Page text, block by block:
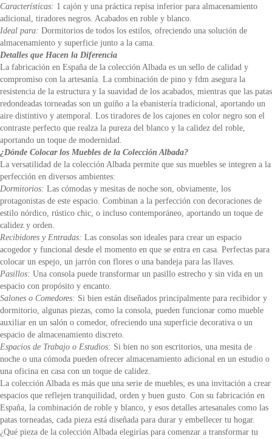
Características: 1 cajón y una práctica repisa inferior para almacenamiento
adicional, tiradores negros. Acabados en roble y blanco.
Ideal para: Dormitorios de todos los estilos, ofreciendo una solución de
almacenamiento y superficie junto a la cama.
Detalles que Hacen la Diferencia
La fabricación en España de la colección Albada es un sello de calidad y
compromiso con la artesanía. La combinación de pino y fdm asegura la
resistencia de la estructura y la suavidad de los acabados, mientras que las patas
redondeadas torneadas son un guiño a la ebanistería tradicional, aportando un
aire distintivo y atemporal. Los tiradores de los cajones en color negro son el
contraste perfecto que realza la pureza del blanco y la calidez del roble,
aportando un toque de modernidad.
¿Dónde Colocar los Muebles de la Colección Albada?
La versatilidad de la colección Albada permite que sus muebles se integren a la
perfección en diversos ambientes:
Dormitorios: Las cómodas y mesitas de noche son, obviamente, los
protagonistas de este espacio. Combinan a la perfección con decoraciones de
estilo nórdico, rústico chic, o incluso contemporáneo, aportando un toque de
calidez y orden.
Recibidores y Entradas: Las consolas son ideales para crear un espacio
acogedor y funcional desde el momento en que se entra en casa. Perfectas para
colocar un espejo, un jarrón con flores o una bandeja para las llaves.
Pasillos: Una consola puede transformar un pasillo estrecho y sin vida en un
espacio con propósito y encanto.
Salones o Comedores: Si bien están diseñados principalmente para recibidor y
dormitorio, algunas piezas, como la consola, pueden funcionar como mueble
auxiliar en un salón o comedor, ofreciendo una superficie decorativa o un
espacio de almacenamiento discreto.
Espacios de Trabajo o Estudios: Si bien no son escritorios, una mesita de
noche o una cómoda pueden ofrecer almacenamiento adicional en un estudio o
una oficina en casa con un toque de calidez.
La colección Albada es más que una serie de muebles; es una invitación a crear
espacios que reflejen tranquilidad, orden y buen gusto. Con su fabricación en
España, la combinación de roble y blanco, y esos detalles artesanales como las
patas torneadas, cada pieza está diseñada para durar y embellecer tu hogar.
¿Qué pieza de la colección Albada elegirías para comenzar a transformar tu